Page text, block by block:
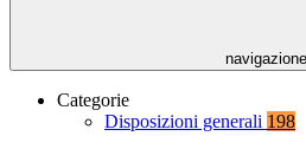
navigazione
Categorie
Disposizioni generali 198